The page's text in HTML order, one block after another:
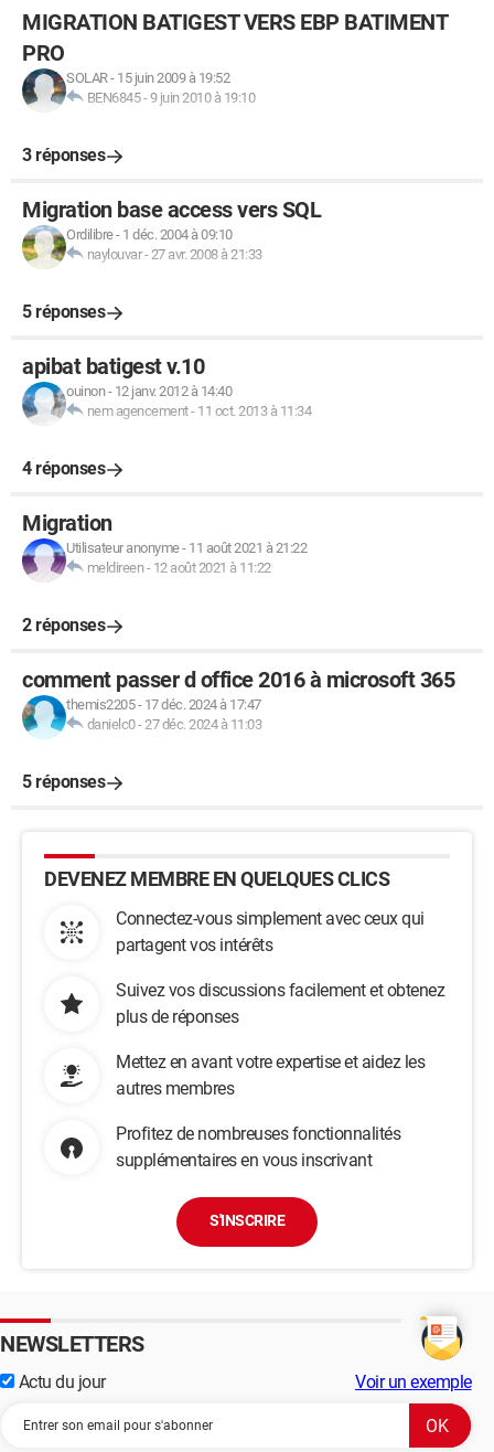
MIGRATION BATIGEST VERS EBP BATIMENT
PRO
SOLAR- 15 juin 2009 à 19:52
BEN6845-9 juin 2010 à 19:10
3 réponses
Migration base access vers SQL
Ordilibre- 1 déc. 2004 à 09:10
naylouvar-27 avr. 2008 à 21:33
5 réponses
apibat batigest v.10
ouinon- 12 janv. 2012 à 14:40
nem agencement- 11 oct. 2013 à 11:34
4 réponses
Migration
Utilisateur anonyme- 11 août 2021 à 21:22
meldireen- 12 août 2021 à 11:22
2 réponses
comment passer d office 2016 à microsoft 365
themis2205- 17 déc. 2024 à 17:47
danielc0-27 déc. 2024 à 11:03
5 réponses
DEVENEZ MEMBRE EN QUELQUES CLICS
Connectez-vous simplement avec ceux qui
partagent vos intérêts
Suivez vos discussions facilement et obtenez
plus de réponses
Mettez en avant votre expertise et aidez les
autres membres
Profitez de nombreuses fonctionnalités
supplémentaires en vous inscrivant
S'INSCRIRE
NEWSLETTERS
Actu du jour Voir un exemple